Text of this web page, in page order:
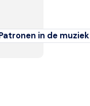
in de